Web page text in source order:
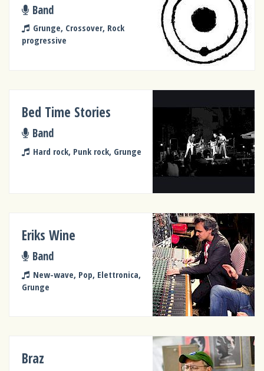
Band
Grunge, Crossover, Rock
progressive
Bed Time Stories
Band
Hard rock, Punk rock, Grunge
Eriks Wine
Band
New-wave, Pop, Elettronica,
Grunge
Braz